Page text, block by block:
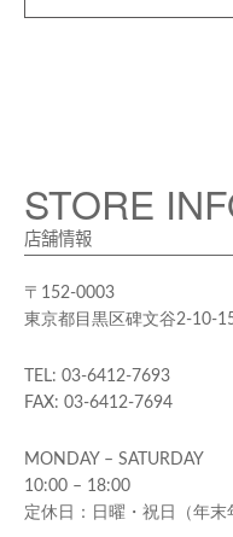
STORE
店舗情報
〒152-0003
東京都目黒区碑文谷2-10-
TEL: 03-6412-7693
FAX: 03-6412-7694
MONDAY – SATURDAY
10:00 – 18:00
定休日：日曜・祝日（年末